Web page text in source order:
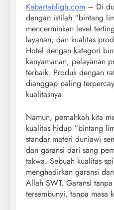
Kabartabligh.com – Di
dengan istilah “bintang
mencerminkan level
layanan, dan kualitas
Hotel dengan kategori
kenyamanan, pelayanan
terbaik. Produk dengan
dianggap paling
kualitasnya.
Namun, pernahkah kita
kualitas hidup “bintang
standar materi duniawi
dan garansi dari sang
takwa. Sebuah kualitas
menghadirkan garansi
Allah SWT. Garansi
tersembunyi, tanpa masa